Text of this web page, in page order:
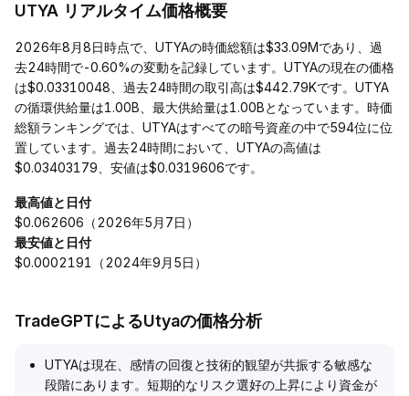
UTYA リアルタイム価格概要
2026年8月8日時点で、UTYAの時価総額は$33.09Mであり、過
去24時間で-0.60%の変動を記録しています。UTYAの現在の価格
は$0.03310048、過去24時間の取引高は$442.79Kです。UTYA
の循環供給量は1.00B、最大供給量は1.00Bとなっています。時価
総額ランキングでは、UTYAはすべての暗号資産の中で594位に位
置しています。過去24時間において、UTYAの高値は
$0.03403179、安値は$0.0319606です。
最高値と日付
$0.062606（2026年5月7日）
最安値と日付
$0.0002191（2024年9月5日）
TradeGPTによるUtyaの価格分析
UTYAは現在、感情の回復と技術的観望が共振する敏感な
段階にあります。短期的なリスク選好の上昇により資金が